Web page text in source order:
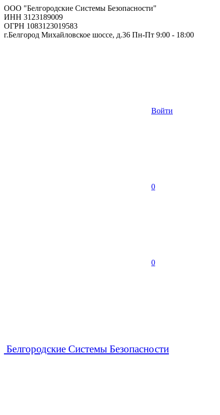
ООО "Белгородские Системы Безопасности"
ИНН 3123189009
ОГРН 1083123019583
г.Белгород Михайловское шоссе, д.36 Пн-Пт 9:00 - 18:00
Войти
0
0
Белгородские Системы Безопасности